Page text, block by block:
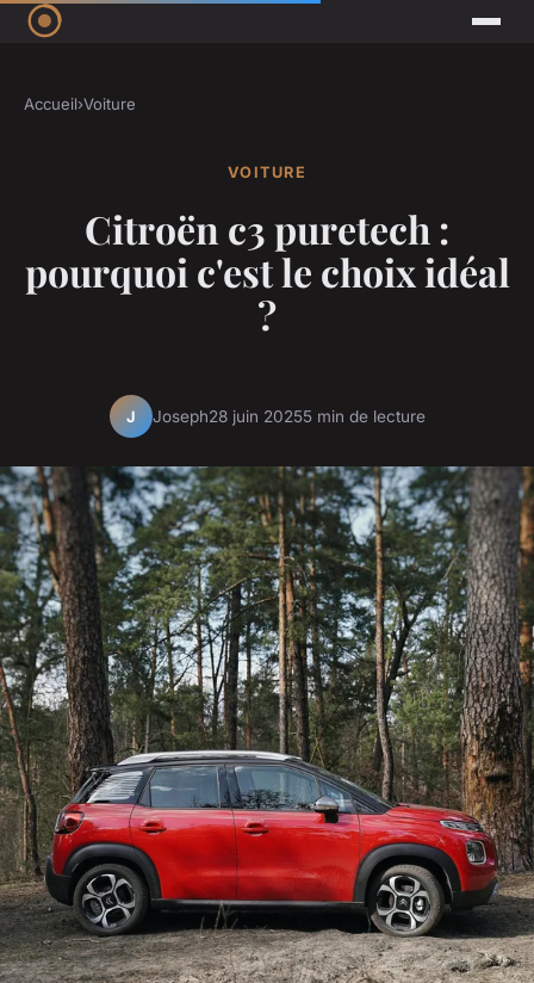
Accueil›Voiture
VOITURE
Citroën c3 puretech :
pourquoi c'est le choix idéal
?
J Joseph28 juin 20255 min de lecture